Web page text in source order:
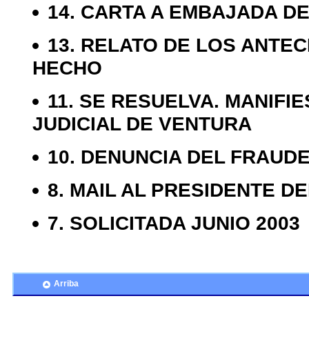
14. CARTA A EMBAJADA
13. RELATO DE LOS
HECHO
11. SE RESUELVA.
JUDICIAL DE VENTURA
10. DENUNCIA DEL
8. MAIL AL PRESIDENTE
7. SOLICITADA JUNIO 2003
Arriba